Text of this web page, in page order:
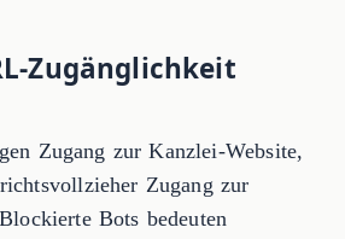
Zugänglichkeit
Zugang zur Kanzlei-Website,
Zugang zur
Bots bedeuten